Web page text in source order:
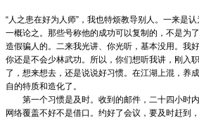
“人之患在好为人师”，我也特烦教导别人。一来是
一概论之。那些号称他的成功可以复制的，不是为
造假骗人的。二来我光讲、你光听，基本没用。我
你还是不会少林武功。所以，你们想听我讲，刚入
了，想来想去，还是说说好习惯。在江湖上混，养
自的特质和造化了。
第一个习惯是及时。收到的邮件，二十四小时内
网络覆盖不好不是借口。约好了会议，要及时赶到